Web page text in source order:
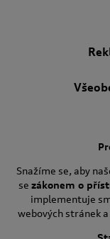
Snažíme se, aby
se zákonem o
implementuje
webových stránek